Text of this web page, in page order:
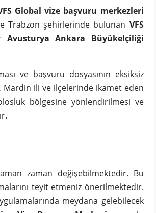
Global vize başvuru merkezleri
Trabzon şehirlerinde bulunan VFS
Avusturya Ankara Büyükelçiliği
ve başvuru dosyasının eksiksiz
Mardin ili ve ilçelerinde ikamet eden
bölgesine yönlendirilmesi ve
zaman değişebilmektedir. Bu
teyit etmeniz önerilmektedir.
meydana gelebilecek